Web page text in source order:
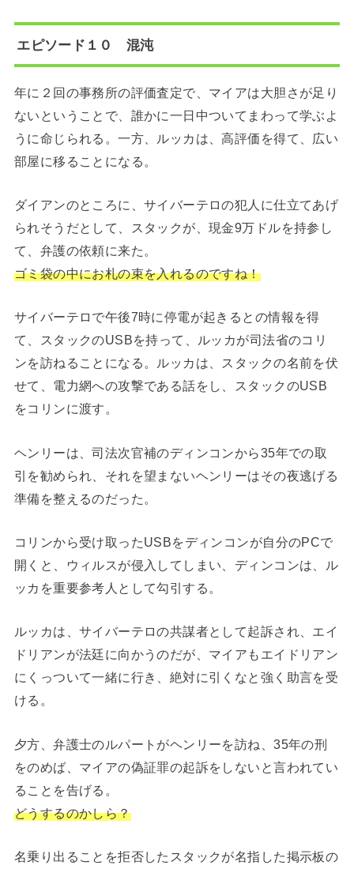
エピソード１０ 混沌
年に２回の事務所の評価査定で、マイアは大胆さが足り
ないということで、誰かに一日中ついてまわって学ぶよ
うに命じられる。一方、ルッカは、高評価を得て、広い
部屋に移ることになる。
ダイアンのところに、サイバーテロの犯人に仕立てあげ
られそうだとして、スタックが、現金9万ドルを持参し
て、弁護の依頼に来た。
ゴミ袋の中にお札の束を入れるのですね！
サイバーテロで午後7時に停電が起きるとの情報を得
て、スタックのUSBを持って、ルッカが司法省のコリ
ンを訪ねることになる。ルッカは、スタックの名前を伏
せて、電力網への攻撃である話をし、スタックのUSB
をコリンに渡す。
ヘンリーは、司法次官補のディンコンから35年での取
引を勧められ、それを望まないヘンリーはその夜逃げる
準備を整えるのだった。
コリンから受け取ったUSBをディンコンが自分のPCで
開くと、ウィルスが侵入してしまい、ディンコンは、ル
ッカを重要参考人として勾引する。
ルッカは、サイバーテロの共謀者として起訴され、エイ
ドリアンが法廷に向かうのだが、マイアもエイドリアン
にくっついて一緒に行き、絶対に引くなと強く助言を受
ける。
夕方、弁護士のルパートがヘンリーを訪ね、35年の刑
をのめば、マイアの偽証罪の起訴をしないと言われてい
ることを告げる。
どうするのかしら？
名乗り出ることを拒否したスタックが名指した掲示板の